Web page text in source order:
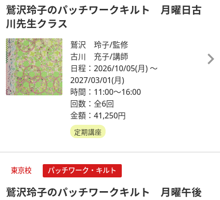
鷲沢玲子のパッチワークキルト 月曜日古
川先生クラス
鷲沢 玲子/監修
古川 充子/講師
日程：2026/10/05(月)～
2027/03/01(月)
時間：11:00～16:00
回数：全6回
金額：41,250円
定期講座
東京校 パッチワーク・キルト
鷲沢玲子のパッチワークキルト 月曜午後